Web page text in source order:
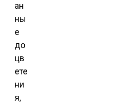
ан
ны
е
до
цв
ете
ни
я,